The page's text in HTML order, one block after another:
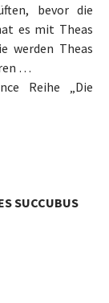
bevor die
es mit Theas
werden Theas
…
Reihe „Die
SUCCUBUS